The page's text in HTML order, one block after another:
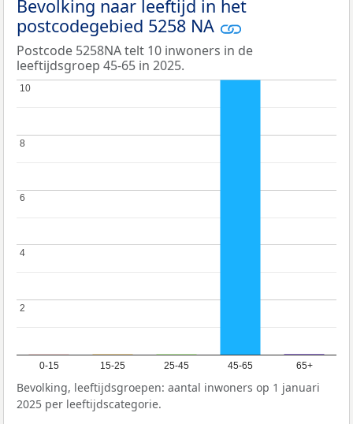
Bevolking naar leeftijd in het
postcodegebied 5258 NA
Postcode 5258NA telt 10 inwoners in de
leeftijdsgroep 45-65 in 2025.
0-15 15-25 25-45 45-65 65+
2
2
4
4
6
6
8
8
10
10
Bevolking, leeftijdsgroepen: aantal inwoners op 1 januari
2025 per leeftijdscategorie.